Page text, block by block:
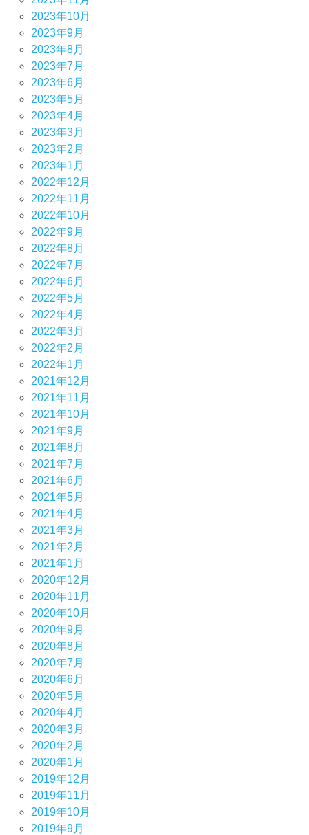
2023年10月
2023年9月
2023年8月
2023年7月
2023年6月
2023年5月
2023年4月
2023年3月
2023年2月
2023年1月
2022年12月
2022年11月
2022年10月
2022年9月
2022年8月
2022年7月
2022年6月
2022年5月
2022年4月
2022年3月
2022年2月
2022年1月
2021年12月
2021年11月
2021年10月
2021年9月
2021年8月
2021年7月
2021年6月
2021年5月
2021年4月
2021年3月
2021年2月
2021年1月
2020年12月
2020年11月
2020年10月
2020年9月
2020年8月
2020年7月
2020年6月
2020年5月
2020年4月
2020年3月
2020年2月
2020年1月
2019年12月
2019年11月
2019年10月
2019年9月